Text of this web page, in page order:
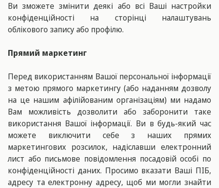
Ви зможете змінити деякі або всі Ваші настройки
конфіденційності на сторінці налаштувань
облікового запису або профілю.
Прямий маркетинг
Перед використанням Вашої персональної інформації
з метою прямого маркетингу (або наданням дозволу
на це нашим афілійованим організаціям) ми надамо
Вам можливість дозволити або заборонити таке
використання Вашої інформації. Ви в будь-який час
можете виключити себе з наших прямих
маркетингових розсилок, надіславши електронний
лист або письмове повідомлення посадовій особі по
конфіденційності даних. Просимо вказати Ваші ПІБ,
адресу та електронну адресу, щоб ми могли знайти